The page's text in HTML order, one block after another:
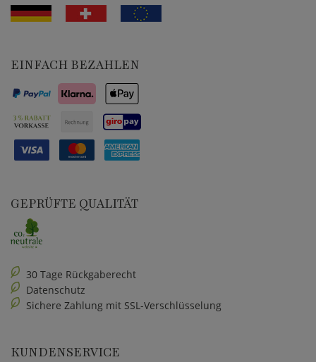
EINFACH BEZAHLEN
GEPRÜFTE QUALITÄT
30 Tage Rückgaberecht
Datenschutz
Sichere Zahlung mit SSL-Verschlüsselung
KUNDENSERVICE